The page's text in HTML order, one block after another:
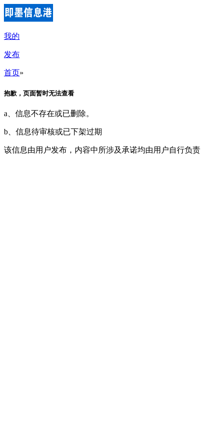
我的
发布
首页»
抱歉，页面暂时无法查看
a、信息不存在或已删除。
b、信息待审核或已下架过期
该信息由用户发布，内容中所涉及承诺均由用户自行负责